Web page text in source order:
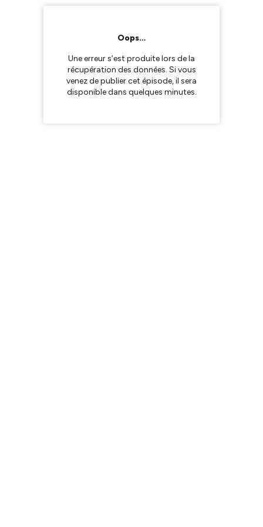
Oops…
Une erreur s’est produite lors de la
récupération des données. Si vous
venez de publier cet épisode, il sera
disponible dans quelques minutes.